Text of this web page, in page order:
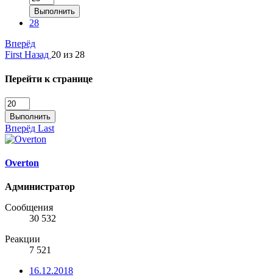
Выполнить
28
Вперёд
First Назад 20 из 28
Перейти к странице
Выполнить
Вперёд Last
Overton
Администратор
Сообщения
30 532
Реакции
7 521
16.12.2018